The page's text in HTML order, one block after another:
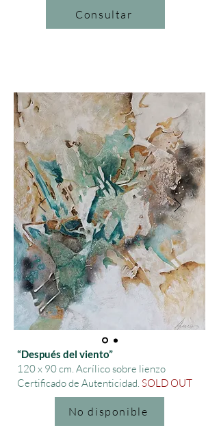
Consultar
“Después del viento”
120 x 90 cm. Acrílico sobre lienzo
Certificado de Autenticidad. SOLD OUT
No disponible